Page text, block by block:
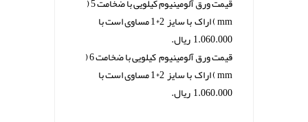
mm ) اراک با سایز 2*1 مساوی است با
1.060.000 ریال.
قیمت ورق آلومینیوم کیلویی با ضخامت 6 (
mm ) اراک با سایز 2*1 مساوی است با
1.060.000 ریال.